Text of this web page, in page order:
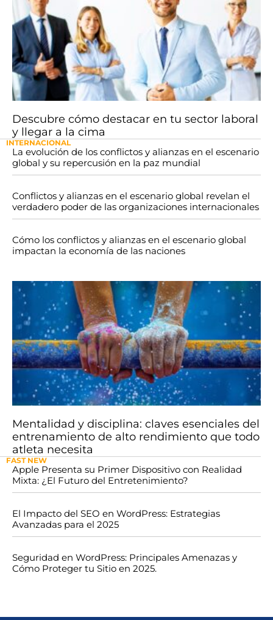
Descubre cómo destacar en tu sector laboral
y llegar a la cima
INTERNACIONAL
La evolución de los conflictos y alianzas en el escenario
global y su repercusión en la paz mundial
Conflictos y alianzas en el escenario global revelan el
verdadero poder de las organizaciones internacionales
Cómo los conflictos y alianzas en el escenario global
impactan la economía de las naciones
Mentalidad y disciplina: claves esenciales del
entrenamiento de alto rendimiento que todo
atleta necesita
FAST NEW
Apple Presenta su Primer Dispositivo con Realidad
Mixta: ¿El Futuro del Entretenimiento?
El Impacto del SEO en WordPress: Estrategias
Avanzadas para el 2025
Seguridad en WordPress: Principales Amenazas y
Cómo Proteger tu Sitio en 2025.